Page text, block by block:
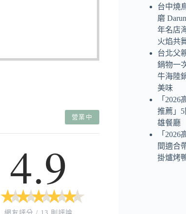
營業中
4.9
★
★ ★
★ ★
★ ★
★ ★
★
台中燒
磨
年名店
火焰共
台北父
鍋物一
牛海陸
美味
「
推薦」
雄餐廳
「
間適合
掛爐烤